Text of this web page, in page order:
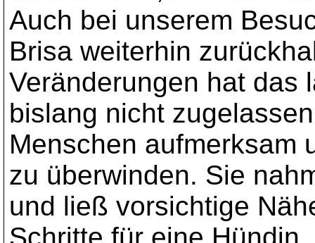
Auch bei unserem
Brisa weiterhin
Veränderungen hat das
bislang nicht
Menschen aufmerksam
zu überwinden. Sie
und ließ vorsichtige